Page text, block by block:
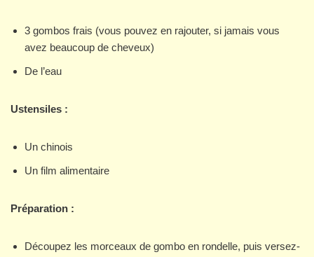
3 gombos frais (vous pouvez en rajouter, si jamais vous
avez beaucoup de cheveux)
De l’eau
Ustensiles :
Un chinois
Un film alimentaire
Préparation :
Découpez les morceaux de gombo en rondelle, puis versez-